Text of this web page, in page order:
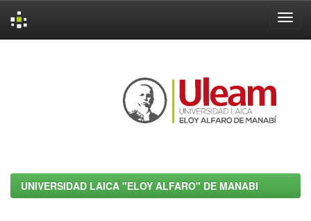
UNIVERSIDAD LAICA "ELOY ALFARO" DE MANABI